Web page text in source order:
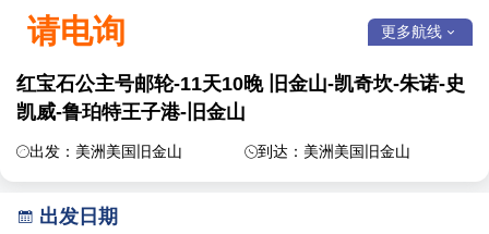
请电询 更多航线
红宝石公主号邮轮-11天10晚 旧金山-凯奇坎-朱诺-史
凯威-鲁珀特王子港-旧金山
出发：美洲美国旧金山 到达：美洲美国旧金山
 出发日期